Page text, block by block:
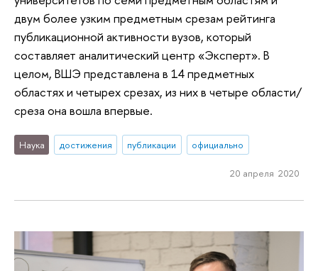
двум более узким предметным срезам рейтинга
публикационной активности вузов, который
составляет аналитический центр «Эксперт». В
целом, ВШЭ представлена в 14 предметных
областях и четырех срезах, из них в четыре области/
среза она вошла впервые.
Наука достижения публикации официально
20 апреля 2020